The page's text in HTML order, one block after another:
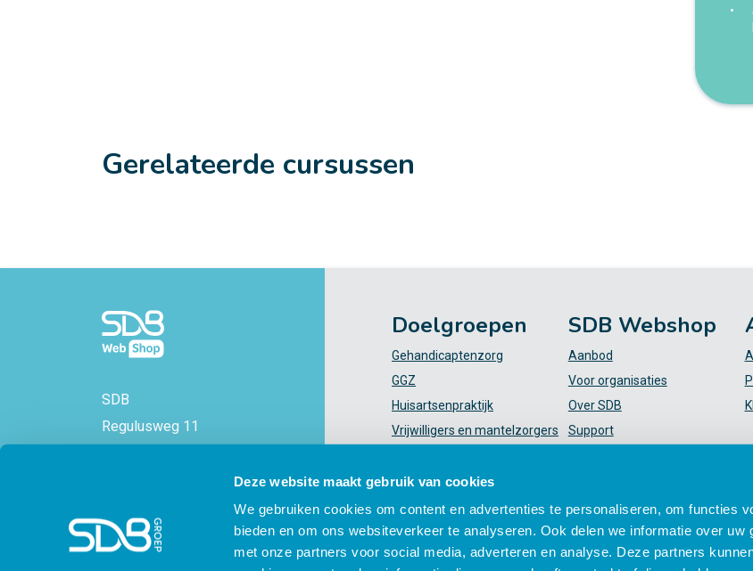
Deze website maakt gebruik van cookies
We gebruiken cookies om content en advertenties te personaliseren, om functies
bieden en om ons websiteverkeer te analyseren. Ook delen we informatie over uw
met onze partners voor social media, adverteren en analyse. Deze partners
Gerelateerde cursussen
SDB
Regulusweg 11
KVK-nummer: 71577521
Doelgroepen
Gehandicaptenzorg
GGZ
Huisartsenpraktijk
Vrijwilligers en mantelzorgers
Ziekenhuis
Helpende (plus)
SDB Webshop
Aanbod
Voor organisaties
Over SDB
Support